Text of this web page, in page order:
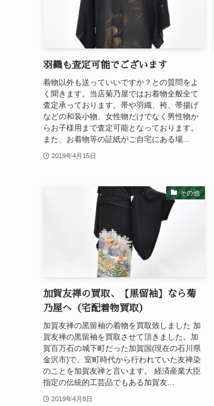
羽織も査定可能でございます
着物以外も送っていいですか？との質問をよ
く聞きます。当店菊乃屋ではお着物全般全て
査定承っております。帯や羽織、袴、帯揚げ
などの和装小物、女性物だけでなく男性物か
らお子様用まで査定可能となっております。
また、お着物等の証紙がご自宅にある場...
2019年4月15日
その他
加賀友禅の買取、【黒留袖】なら菊
乃屋へ（宅配着物買取）
加賀友禅の黒留袖の着物を買取致しました 加
賀友禅の黒留袖を買取させて頂きました。加
賀百万石の城下町だった加賀国(現在の石川県
金沢市)で、室町時代から行われていた友禅染
のことを加賀友禅と言います。 経済産業大臣
指定の伝統的工芸品でもある加賀友...
2019年4月8日